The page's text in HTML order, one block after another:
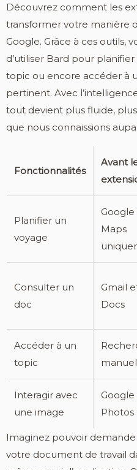
Découvrez comment les
transformer votre manière
Google. Grâce à ces outils,
d’utiliser Bard pour
topic ou encore accéder à
pertinent. Avec
tout devient plus fluide,
que nous connaissions
Fonctionnalités
Avant
Planifier un
voyage
Google
Maps
Consulter un
doc
Gmail
Docs
Accéder à un
topic
Interagir avec
une image
Google
Photos
Imaginez pouvoir
votre document de travail